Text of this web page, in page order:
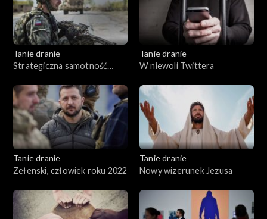
Tanie dranie
Strategiczna samotność
Tanie dranie
W niewoli Twittera
Tanie dranie
Zełenski, człowiek roku 2022
Tanie dranie
Nowy wizerunek Jezusa